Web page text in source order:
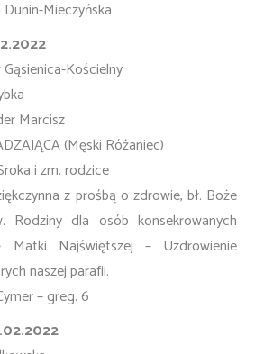
Mieczyńska
Kościelny
Marcisz
(Męski Różaniec)
i zm. rodzice
z prośbą o zdrowie, bł. Boże
Rodziny dla osób konsekrowanych
Najświętszej – Uzdrowienie
naszej parafii.
– greg. 6